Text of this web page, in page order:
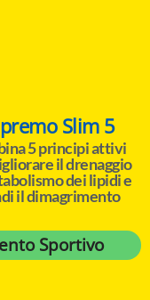
Slim 5
5 principi attivi
il drenaggio
dei lipidi e
il dimagrimento
Sportivo